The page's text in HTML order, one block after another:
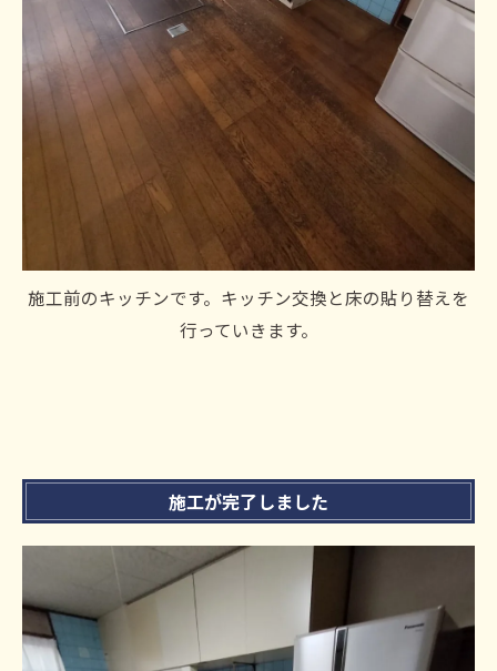
施工前のキッチンです。キッチン交換と床の貼り替えを
行っていきます。
施工が完了しました